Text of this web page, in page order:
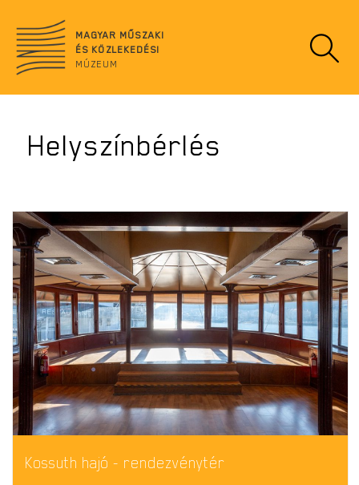
tartalomra
data
MAGYAR MŰSZAKI
ÉS KÖZLEKEDÉSI
MÚZEUM
Helyszínbérlés
Kossuth hajó - rendezvénytér